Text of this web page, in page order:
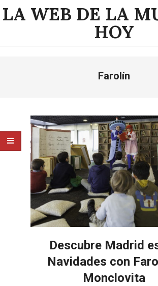
Saltar
alLA WEB DE LA
HOY
Farolín
Descubre Madrid
Navidades con
Monclovita